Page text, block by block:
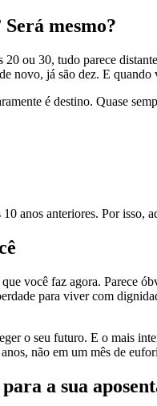
mesmo?
ou 30, tudo parece
novo, já são dez. E
é destino. Quase
anos anteriores. Por isso,
você faz agora. Parece
para viver com
o seu futuro. E o mais
não em um mês de
a sua